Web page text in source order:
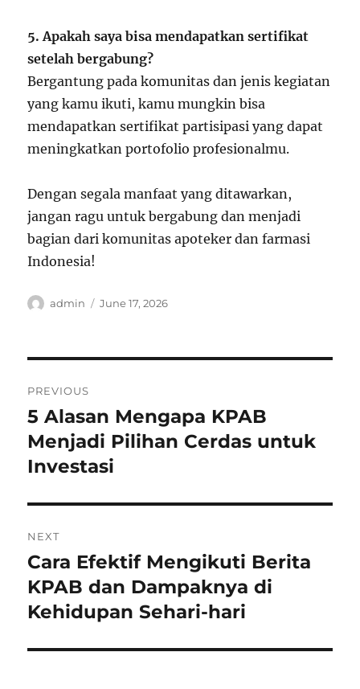
5. Apakah saya bisa mendapatkan sertifikat
setelah bergabung?
Bergantung pada komunitas dan jenis kegiatan
yang kamu ikuti, kamu mungkin bisa
mendapatkan sertifikat partisipasi yang dapat
meningkatkan portofolio profesionalmu.
Dengan segala manfaat yang ditawarkan,
jangan ragu untuk bergabung dan menjadi
bagian dari komunitas apoteker dan farmasi
Indonesia!
Author
admin
Posted
June 17, 2026
navigation
PREVIOUS
Previous
post:
5 Alasan Mengapa KPAB
Menjadi Pilihan Cerdas untuk
Investasi
NEXT
Next
post:
Cara Efektif Mengikuti Berita
KPAB dan Dampaknya di
Kehidupan Sehari-hari